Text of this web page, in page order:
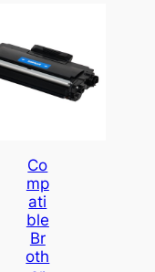
Co
Mp
Ati
Ble
Br
Oth